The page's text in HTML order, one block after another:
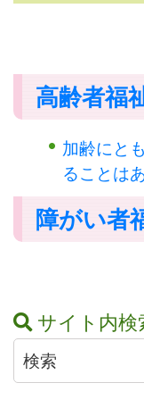
高齢者福
加齢にと
ることは
障がい者
サイト内検